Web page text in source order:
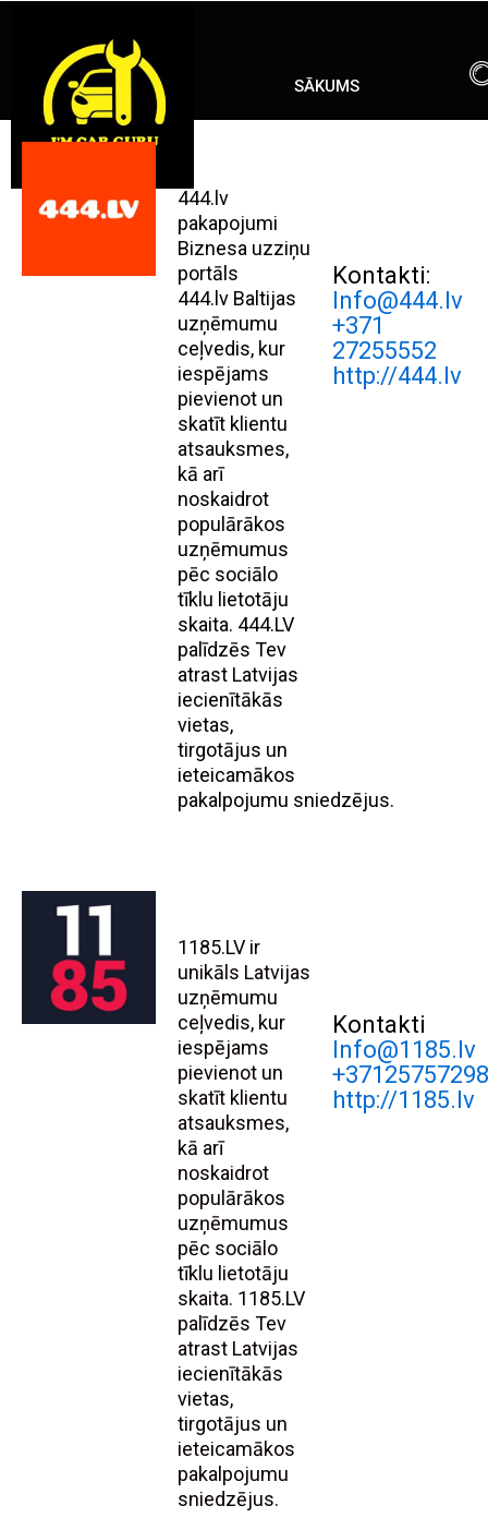
SĀKUMS
444.lv
pakapojumi
Biznesa uzziņu
portāls
444.lv Baltijas
uzņēmumu
ceļvedis, kur
iespējams
pievienot un
skatīt klientu
atsauksmes,
kā arī
noskaidrot
populārākos
uzņēmumus
pēc sociālo
tīklu lietotāju
skaita. 444.LV
palīdzēs Tev
atrast Latvijas
iecienītākās
vietas,
tirgotājus un
ieteicamākos
pakalpojumu sniedzējus.
Kontakti:
Info@444.lv
+371
27255552
http://444.lv
1185.LV ir
unikāls Latvijas
uzņēmumu
ceļvedis, kur
iespējams
pievienot un
skatīt klientu
atsauksmes,
kā arī
noskaidrot
populārākos
uzņēmumus
pēc sociālo
tīklu lietotāju
skaita. 1185.LV
palīdzēs Tev
atrast Latvijas
iecienītākās
vietas,
tirgotājus un
ieteicamākos
pakalpojumu
sniedzējus.
Kontakti
Info@1185.lv
http://1185.lv